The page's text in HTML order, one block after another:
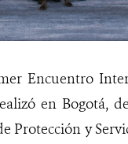
Encuentro
en Bogotá,
y